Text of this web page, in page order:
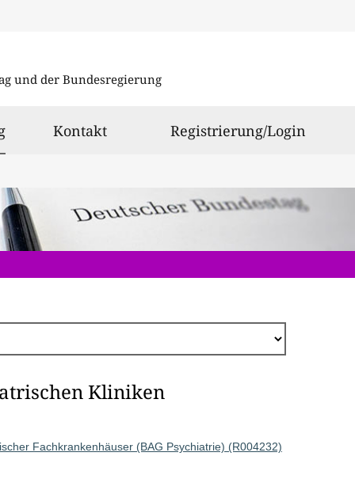
und der Bundesregierung
ausgewählt
Kontakt Registrierung/Login
Kliniken
Fachkrankenhäuser (BAG Psychiatrie) (R004232)